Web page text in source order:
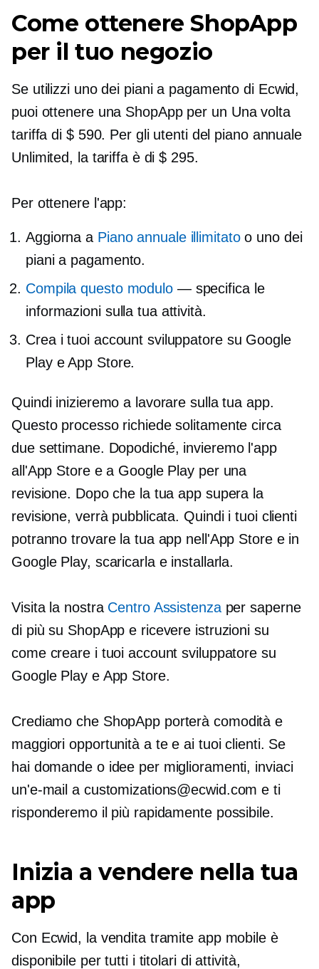
Come ottenere ShopApp
per il tuo negozio
Se utilizzi uno dei piani a pagamento di Ecwid,
puoi ottenere una ShopApp per un Una volta
tariffa di $ 590. Per gli utenti del piano annuale
Unlimited, la tariffa è di $ 295.
Per ottenere l'app:
Aggiorna a Piano annuale illimitatoo uno dei
piani a pagamento.
Compila questo modulo— specifica le
informazioni sulla tua attività.
Crea i tuoi account sviluppatore su Google
Play e App Store.
Quindi inizieremo a lavorare sulla tua app.
Questo processo richiede solitamente circa
due settimane. Dopodiché, invieremo l'app
all'App Store e a Google Play per una
revisione. Dopo che la tua app supera la
revisione, verrà pubblicata. Quindi i tuoi clienti
potranno trovare la tua app nell'App Store e in
Google Play, scaricarla e installarla.
Visita la nostra Centro Assistenzaper saperne
di più su ShopApp e ricevere istruzioni su
come creare i tuoi account sviluppatore su
Google Play e App Store.
Crediamo che ShopApp porterà comodità e
maggiori opportunità a te e ai tuoi clienti. Se
hai domande o idee per miglioramenti, inviaci
un'e-mail a customizations@ecwid.com e ti
risponderemo il più rapidamente possibile.
Inizia a vendere nella tua
app
Con Ecwid, la vendita tramite app mobile è
disponibile per tutti i titolari di attività,